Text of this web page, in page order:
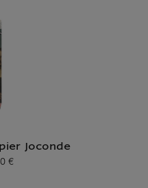
Joconde
€